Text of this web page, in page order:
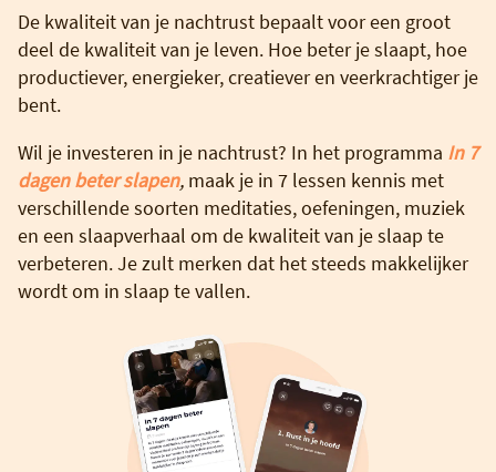
De kwaliteit van je nachtrust bepaalt voor een groot
deel de kwaliteit van je leven. Hoe beter je slaapt, hoe
productiever, energieker, creatiever en veerkrachtiger je
bent.
Wil je investeren in je nachtrust? In het programma In 7
dagen beter slapen, maak je in 7 lessen kennis met
verschillende soorten meditaties, oefeningen, muziek
en een slaapverhaal om de kwaliteit van je slaap te
verbeteren. Je zult merken dat het steeds makkelijker
wordt om in slaap te vallen.